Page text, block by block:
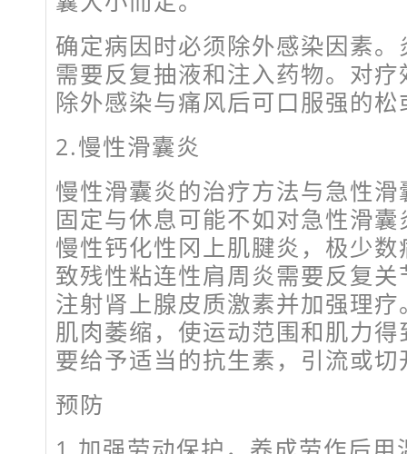
确定病因时必须除外感染因素
需要反复抽液和注入药物。对
除外感染与痛风后可口服强的
2.慢性滑囊炎
慢性滑囊炎的治疗方法与急性
固定与休息可能不如对急性滑
慢性钙化性冈上肌腱炎，极少
致残性粘连性肩周炎需要反复
注射肾上腺皮质激素并加强理
肌肉萎缩，使运动范围和肌力
要给予适当的抗生素，引流或切
预防